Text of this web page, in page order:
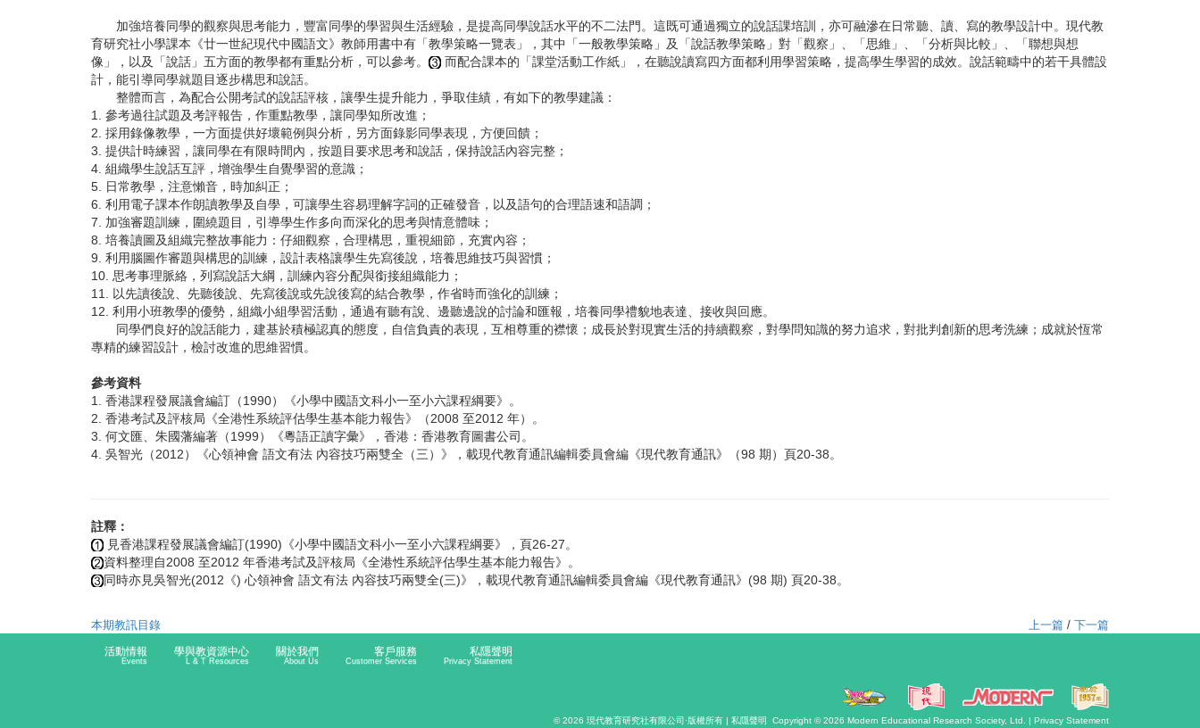
加強培養同學的觀察與思考能力，豐富同學的學習與生活經驗，是提高同學說話水平的不二法門。這既可通過獨立的說話課培訓，亦可融滲在日常聽、讀、寫的教學設計中。現代教
育研究社小學課本《廿一世紀現代中國語文》教師用書中有「教學策略一覽表」，其中「一般教學策略」及「說話教學策略」對「觀察」、「思維」、「分析與比較」、「聯想與想
像」，以及「說話」五方面的教學都有重點分析，可以參考。
而配合課本的「課堂活動工作紙」，在聽說讀寫四方面都利用學習策略，提高學生學習的成效。說話範疇中的若干具體設
計，能引導同學就題目逐步構思和說話。
整體而言，為配合公開考試的說話評核，讓學生提升能力，爭取佳績，有如下的教學建議：
1. 參考過往試題及考評報告，作重點教學，讓同學知所改進；
2. 採用錄像教學，一方面提供好壞範例與分析，另方面錄影同學表現，方便回饋；
3. 提供計時練習，讓同學在有限時間內，按題目要求思考和說話，保持說話內容完整；
4. 組織學生說話互評，增強學生自覺學習的意識；
5. 日常教學，注意懶音，時加糾正；
6. 利用電子課本作朗讀教學及自學，可讓學生容易理解字詞的正確發音，以及語句的合理語速和語調；
7. 加強審題訓練，圍繞題目，引導學生作多向而深化的思考與情意體味；
8. 培養讀圖及組織完整故事能力：仔細觀察，合理構思，重視細節，充實內容；
9. 利用腦圖作審題與構思的訓練，設計表格讓學生先寫後說，培養思維技巧與習慣；
10. 思考事理脈絡，列寫說話大綱，訓練內容分配與銜接組織能力；
11. 以先讀後說、先聽後說、先寫後說或先說後寫的結合教學，作省時而強化的訓練；
12. 利用小班教學的優勢，組織小組學習活動，通過有聽有說、邊聽邊說的討論和匯報，培養同學禮貌地表達、接收與回應。
同學們良好的說話能力，建基於積極認真的態度，自信負責的表現，互相尊重的襟懷；成長於對現實生活的持續觀察，對學問知識的努力追求，對批判創新的思考洗練；成就於恆常
專精的練習設計，檢討改進的思維習慣。
參考資料
1. 香港課程發展議會編訂（1990）《小學中國語文科小一至小六課程綱要》。
2. 香港考試及評核局《全港性系統評估學生基本能力報告》（2008 至2012 年）。
3. 何文匯、朱國藩編著（1999）《粵語正讀字彙》，香港：香港教育圖書公司。
4. 吳智光（2012）《心領神會 語文有法 內容技巧兩雙全（三）》，載現代教育通訊編輯委員會編《現代教育通訊》（98 期）頁20-38。
註釋：
見香港課程發展議會編訂(1990)《小學中國語文科小一至小六課程綱要》，頁26-27。
資料整理自2008 至2012 年香港考試及評核局《全港性系統評估學生基本能力報告》。
同時亦見吳智光(2012《) 心領神會 語文有法 內容技巧兩雙全(三)》，載現代教育通訊編輯委員會編《現代教育通訊》(98 期) 頁20-38。
本期教訊目錄 上一篇 / 下一篇
活動情報
Events
學與教資源中心
L & T Resources
關於我們
About Us
客戶服務
Customer Services
私隱聲明
Privacy Statement
© 2026 現代教育研究社有限公司 ·版權所有 | 私隱聲明 Copyright © 2026 Modern Educational Research Society, Ltd. | Privacy Statement